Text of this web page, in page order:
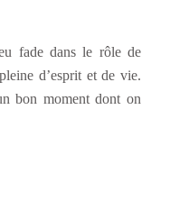
fade dans le rôle de
d’esprit et de vie.
bon moment dont on